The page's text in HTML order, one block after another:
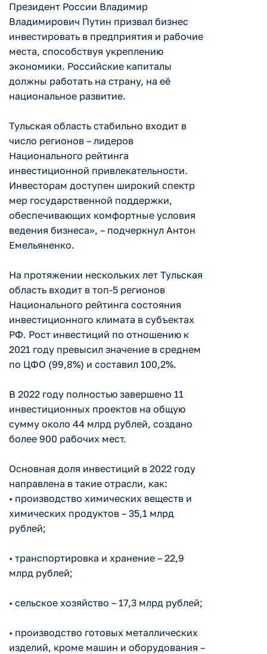
Президент России Владимир
Владимирович Путин призвал бизнес
инвестировать в предприятия и рабочие
места, способствуя укреплению
экономики. Российские капиталы
должны работать на страну, на её
национальное развитие.
Тульская область стабильно входит в
число регионов – лидеров
Национального рейтинга
инвестиционной привлекательности.
Инвесторам доступен широкий спектр
мер государственной поддержки,
обеспечивающих комфортные условия
ведения бизнеса», – подчеркнул Антон
Емельяненко.
На протяжении нескольких лет Тульская
область входит в топ-5 регионов
Национального рейтинга состояния
инвестиционного климата в субъектах
РФ. Рост инвестиций по отношению к
2021 году превысил значение в среднем
по ЦФО (99,8%) и составил 100,2%.
В 2022 году полностью завершено 11
инвестиционных проектов на общую
сумму около 44 млрд рублей, создано
более 900 рабочих мест.
Основная доля инвестиций в 2022 году
направлена в такие отрасли, как:
• производство химических веществ и
химических продуктов – 35,1 млрд
рублей;
• транспортировка и хранение – 22,9
млрд рублей;
• сельское хозяйство – 17,3 млрд рублей;
• производство готовых металлических
изделий, кроме машин и оборудования –